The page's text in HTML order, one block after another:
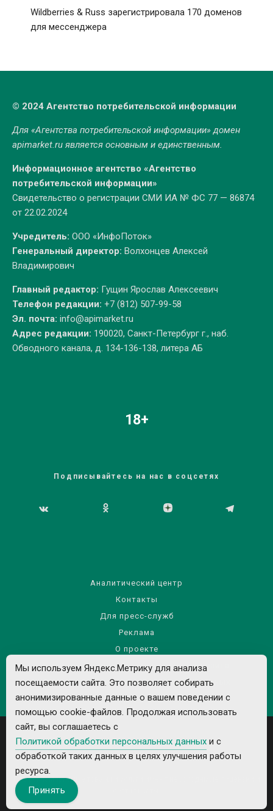
Wildberries & Russ зарегистрировала 170 доменов
для мессенджера
© 2024 Агентство потребительской информации
Для «Агентства потребительской информации» домен
apimarket.ruявляется основным и единственным.
Информационное агентство «Агентство
потребительской информации»
Свидетельство о регистрации СМИ ИА № ФС 77 — 86874
от 22.02.2024
Учредитель: ООО «ИнфоПоток»
Генеральный директор: Волхонцев Алексей
Владимирович
Главный редактор: Гущин Ярослав Алексеевич
Телефон редакции: +7 (812) 507-99-58
Эл. почта: info@apimarket.ru
Адрес редакции: 190020, Санкт-Петербург г., наб.
Обводного канала, д. 134-136-138, литера АБ
18+
Подписывайтесь на нас в соцсетях
Аналитический центр
Контакты
Для пресс-служб
Реклама
О проекте
Правила использования материалов сайта
Политика обработки персональных данных
Все рекламируемые товары и услуги имеют необходимые лицензии и
Мы используем Яндекс.Метрику для анализа
посещаемости сайта. Это позволяет собирать
анонимизированные данные о вашем поведении с
помощью cookie-файлов. Продолжая использовать
сайт, вы соглашаетесь с
Политикой обработки персональных данных и с
обработкой таких данных в целях улучшения работы
ресурса.
Принять